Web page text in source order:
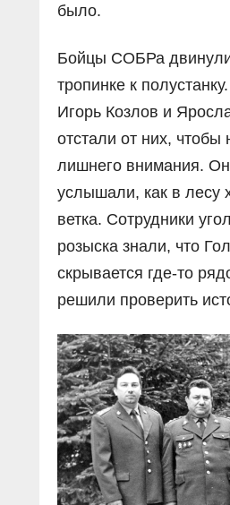
было.
Бойцы СОБРа
тропинке к
Игорь Козлов и
отстали от них, чтобы
лишнего внимания.
услышали, как в лесу
ветка. Сотрудники
розыска знали, что
скрывается где-то
решили проверить